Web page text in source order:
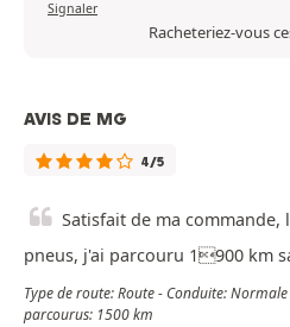
Signaler
Racheteriez-vous
AVIS DE MG
4/5
Satisfait de ma
pneus, j'ai parcouru 1900 km
Type de route: Route - Conduite:
parcourus: 1500 km